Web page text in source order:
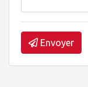
Envoyer